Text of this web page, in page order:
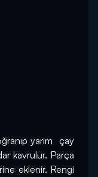
yarım  çay
kavrulur. Parça
eklenir. Rengi